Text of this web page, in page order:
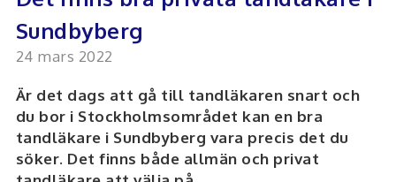
Sundbyberg
24 mars 2022
Är det dags att gå till tandläkaren snart och
du bor i Stockholmsområdet kan en bra
tandläkare i Sundbyberg vara precis det du
söker. Det finns både allmän och privat